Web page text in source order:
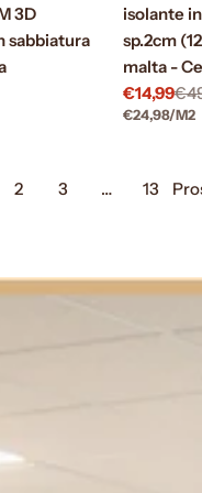
3D
sabbiatura
isolante
sp.2cm
malta -
Prezzo
di
€14,99
Prezzo
normale
PREZZO
€24,98/PER
M2
2 3 … 13